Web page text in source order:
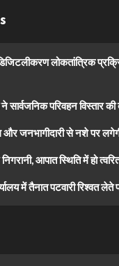
लोकतांत्रिक
सार्वजनिक परिवहन विस्तार की
और जनभागीदारी से नशे पर
आपात स्थिति में हो
में तैनात पटवारी रिश्वत लेते